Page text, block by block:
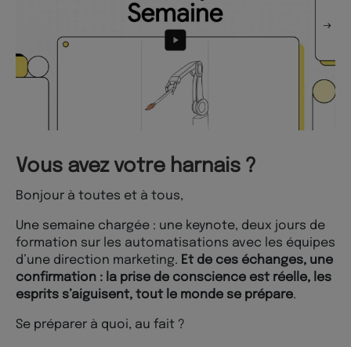
Vous avez votre harnais ?
Bonjour à toutes et à tous,
Une semaine chargée : une keynote, deux jours de
formation sur les automatisations avec les équipes
d’une direction marketing. Et de ces échanges, une
confirmation : la prise de conscience est réelle, les
esprits s’aiguisent, tout le monde se prépare.
Se préparer à quoi, au fait ?